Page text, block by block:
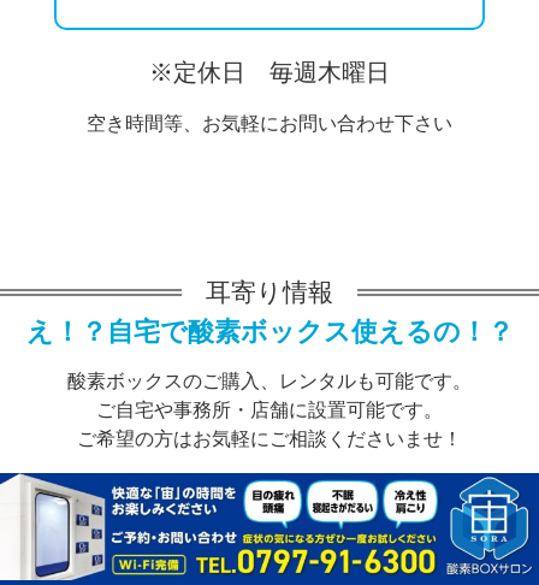
※定休日 毎週木曜日
空き時間等、お気軽にお問い合わせ下さい
耳寄り情報
え！？自宅で酸素ボックス使えるの！？
酸素ボックスのご購入、レンタルも可能です。
ご自宅や事務所・店舗に設置可能です。
ご希望の方はお気軽にご相談くださいませ！